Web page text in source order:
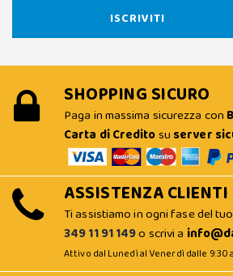
SHOPPING SICURO
Paga in massima sicurezza con
Carta di Creditosu server
ASSISTENZA CLIENTI
Ti assistiamo in ogni fase del
349 11 91 149o scrivi a
Attivo dal Lunedì al Venerdì dalle 9:30